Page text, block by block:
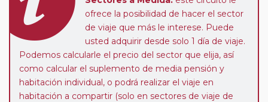
ofrece la posibilidad de hacer el sector
de viaje que más le interese. Puede
usted adquirir desde solo 1 día de viaje.
Podemos calcularle el precio del sector que elija, así
como calcular el suplemento de media pensión y
habitación individual, o podrá realizar el viaje en
habitación a compartir (solo en sectores de viaje de